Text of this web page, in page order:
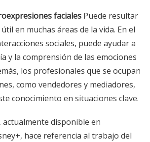
faciales Puede resultar
en muchas áreas de la vida. En el
sociales, puede ayudar a
y la comprensión de las emociones
los profesionales que se ocupan
como vendedores y mediadores,
conocimiento en situaciones clave.
, actualmente disponible en
hace referencia al trabajo del